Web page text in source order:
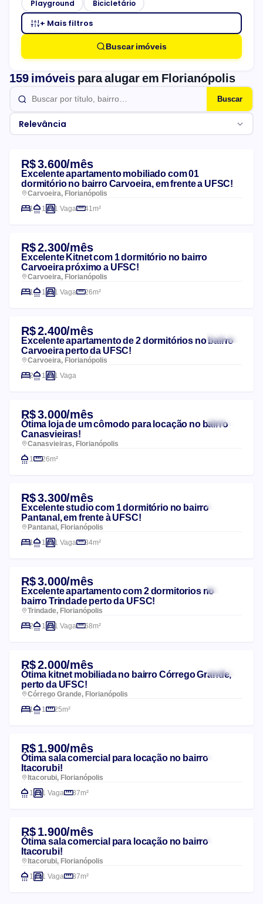
Playground
Bicicletário
+ Mais filtros
Buscar imóveis
159 imóveispara alugar em Florianópolis
Buscar
Relevância
Lista de imóveis
R$ 3.600/mês
Excelente apartamento mobiliado com 01
dormitório no bairro Carvoeira, em frente a UFSC!
Carvoeira, Florianópolis
1
1 1 Vaga 41m²
R$ 2.300/mês
Excelente Kitnet com 1 dormitório no bairro
Carvoeira próximo a UFSC!
Carvoeira, Florianópolis
1
1 1 Vaga 26m²
R$ 2.400/mês
Excelente apartamento de 2 dormitórios no bairro
Carvoeira perto da UFSC!
Carvoeira, Florianópolis
2
1 1 Vaga
R$ 3.000/mês
Ótima loja de um cômodo para locação no bairro
Canasvieiras!
Canasvieiras, Florianópolis
1
26m²
R$ 3.300/mês
Excelente studio com 1 dormitório no bairro
Pantanal, em frente à UFSC!
Pantanal, Florianópolis
1
1 1 Vaga 34m²
R$ 3.000/mês
Excelente apartamento com 2 dormitorios no
bairro Trindade perto da UFSC!
Trindade, Florianópolis
2
1 1 Vaga 68m²
R$ 2.000/mês
Ótima kitnet mobiliada no bairro Córrego Grande,
perto da UFSC!
Córrego Grande, Florianópolis
1
1 25m²
R$ 1.900/mês
Ótima sala comercial para locação no bairro
Itacorubi!
Itacorubi, Florianópolis
1
1 Vaga 37m²
R$ 1.900/mês
Ótima sala comercial para locação no bairro
Itacorubi!
Itacorubi, Florianópolis
1
1 Vaga 37m²